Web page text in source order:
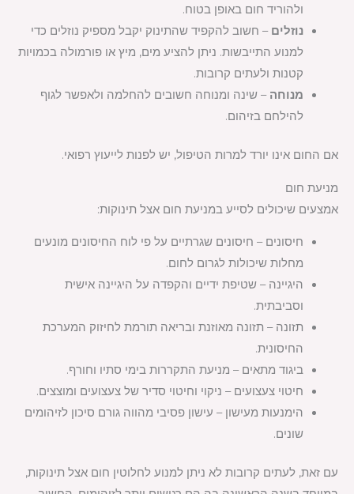
ולהוריד חום באופן בטוח.
נוזלים – חשוב להקפיד שהתינוק יקבל מספיק נוזלים כדי
למנוע התייבשות. ניתן להציע מים, מיץ או פורמולה בכמויות
קטנות ולעתים קרובות.
מנוחה – שינה ומנוחה חשובים להחלמה ולאפשר לגוף
להילחם בזיהום.
אם החום אינו יורד למרות הטיפול, יש לפנות לייעוץ רפואי.
מניעת חום
אמצעים שיכולים לסייע במניעת חום אצל תינוקות:
חיסונים – חיסונים שגרתיים על פי לוח החיסונים מונעים
מחלות שיכולות לגרום לחום.
היגיינה – שטיפת ידיים והקפדה על היגיינה אישית
וסביבתית.
תזונה – תזונה מאוזנת ובריאה תורמת לחיזוק המערכת
החיסונית.
ביגוד מתאים – מניעת התקררות בימי סתיו וחורף.
חיטוי צעצועים – ניקוי וחיטוי סדיר של צעצועים ומוצצים.
הימנעות מעישון – עישון פסיבי מהווה גורם סיכון לזיהומים
שונים.
עם זאת, לעתים קרובות לא ניתן למנוע לחלוטין חום אצל תינוקות,